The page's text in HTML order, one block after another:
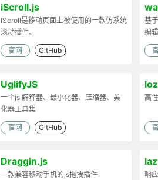
iScroll.js
IScroll是移动页面上被使用的一款仿系统
滚动插件。
官网 GitHub
基
编
UglifyJS
一个js 解释器、最小化器、压缩器、美
化器工具集
官网 GitHub
高
Draggin.js
一款兼容移动手机的js拖拽插件 响